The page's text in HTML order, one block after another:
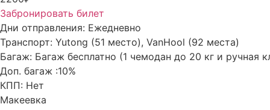
Забронировать билет
Дни отправления: Ежедневно
Транспорт: Yutong (51 место), VanHool (92 места)
Багаж: Багаж бесплатно (1 чемодан до 20 кг и ручная
Доп. багаж :10%
КПП: Нет
Макеевка